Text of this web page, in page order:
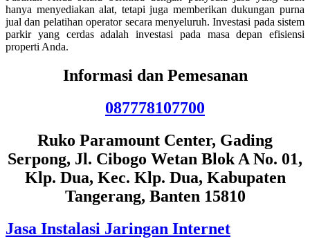
hanya menyediakan alat, tetapi juga memberikan dukungan purna
jual dan pelatihan operator secara menyeluruh. Investasi pada sistem
parkir yang cerdas adalah investasi pada masa depan efisiensi
properti Anda.
Informasi dan Pemesanan
087778107700
Ruko Paramount Center, Gading
Serpong, Jl. Cibogo Wetan Blok A No. 01,
Klp. Dua, Kec. Klp. Dua, Kabupaten
Tangerang, Banten 15810
Jasa Instalasi Jaringan Internet